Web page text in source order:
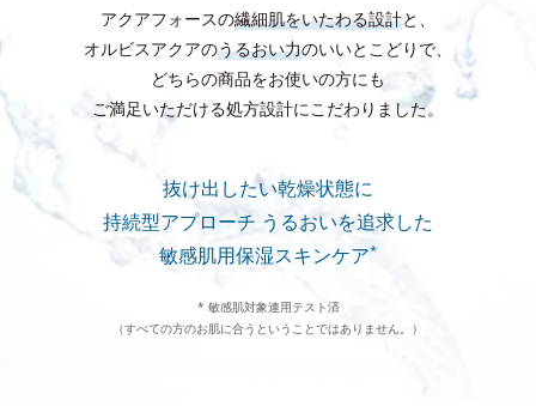
アクアフォースの繊細肌をいたわる設計と、
オルビスアクアのうるおい力のいいとこどりで、
どちらの商品をお使いの方にも
ご満足いただける処方設計にこだわりました。
抜け出したい乾燥状態に
持続型アプローチ うるおいを追求した
敏感肌用保湿スキンケア*
* 敏感肌対象連用テスト済
（すべての方のお肌に合うということではありません。）